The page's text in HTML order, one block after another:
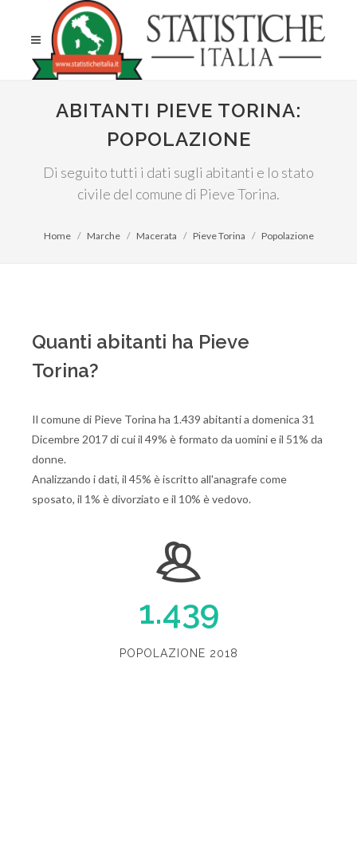
ABITANTI PIEVE TORINA:
POPOLAZIONE
Di seguito tutti i dati sugli abitanti e lo stato
civile del comune di Pieve Torina.
Home Marche Macerata Pieve Torina Popolazione
Quanti abitanti ha Pieve
Torina?
Il comune di Pieve Torina ha 1.439 abitanti a domenica 31
Dicembre 2017 di cui il 49% è formato da uomini e il 51% da
donne.
Analizzando i dati, il 45% è iscritto all'anagrafe come
sposato, il 1% è divorziato e il 10% è vedovo.
1.439
POPOLAZIONE 2018